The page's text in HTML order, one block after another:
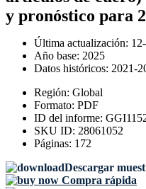
y pronóstico para
Última actualización:
Año base: 2025
Datos históricos: 2021-
Región: Global
Formato: PDF
ID del informe:
SKU ID: 28061052
Páginas: 172
Descargar
Compra rápida